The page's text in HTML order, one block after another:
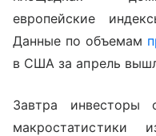
европейские
Данные по объемам
в США за апрель
Завтра инвесторы